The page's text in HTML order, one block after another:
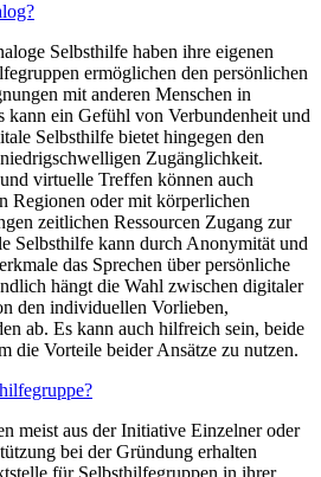
Selbsthilfe haben ihre eigenen
ermöglichen den persönlichen
mit anderen Menschen in
kann ein Gefühl von Verbundenheit und
Selbsthilfe bietet hingegen den
Zugänglichkeit.
virtuelle Treffen können auch
Regionen oder mit körperlichen
zeitlichen Ressourcen Zugang zur
Selbsthilfe kann durch Anonymität und
das Sprechen über persönliche
hängt die Wahl zwischen digitaler
den individuellen Vorlieben,
ab. Es kann auch hilfreich sein, beide
die Vorteile beider Ansätze zu nutzen.
meist aus der Initiative Einzelner oder
bei der Gründung erhalten
für Selbsthilfegruppen in ihrer